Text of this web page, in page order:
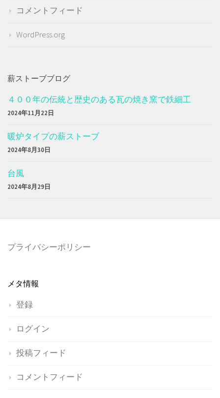
コメントフィード
WordPress.org
薪ストーブブログ
４００年の伝統と歴史のある瓦の焼き窯で鉄細工
2024年11月22日
暖炉タイプの薪ストーブ
2024年8月30日
台風
2024年8月29日
プライバシーポリシー
メタ情報
登録
ログイン
投稿フィード
コメントフィード